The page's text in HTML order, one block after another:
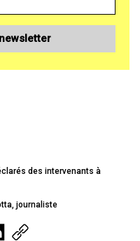
des intervenants à
journaliste